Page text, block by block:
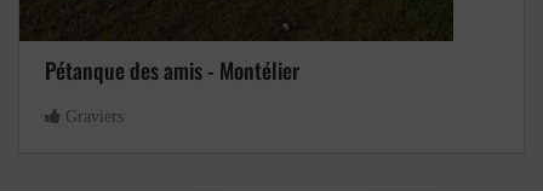
Pétanque des amis - Montélier
Graviers